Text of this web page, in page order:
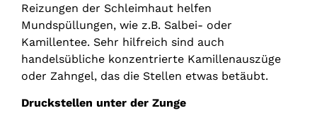
Reizungen der Schleimhaut helfen
Mundspüllungen, wie z.B. Salbei- oder
Kamillentee. Sehr hilfreich sind auch
handelsübliche konzentrierte Kamillenauszüge
oder Zahngel, das die Stellen etwas betäubt.
Druckstellen unter der Zunge